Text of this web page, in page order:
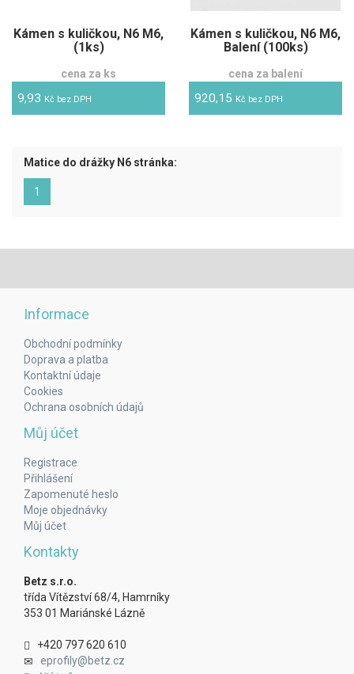
Kámen s kuličkou, N6 M6,
(1ks)
cena za ks
9,93 Kč bez DPH
Kámen s kuličkou, N6 M6,
Balení (100ks)
cena za balení
920,15 Kč bez DPH
Matice do drážky N6 stránka:
1
Informace
Obchodní podmínky
Doprava a platba
Kontaktní údaje
Cookies
Ochrana osobních údajů
Můj účet
Registrace
Přihlášení
Zapomenuté heslo
Moje objednávky
Můj účet
Kontakty
Betz s.r.o.
třída Vítězství 68/4, Hamrníky
353 01 Mariánské Lázně
+420 797 620 610
eprofily@betz.cz